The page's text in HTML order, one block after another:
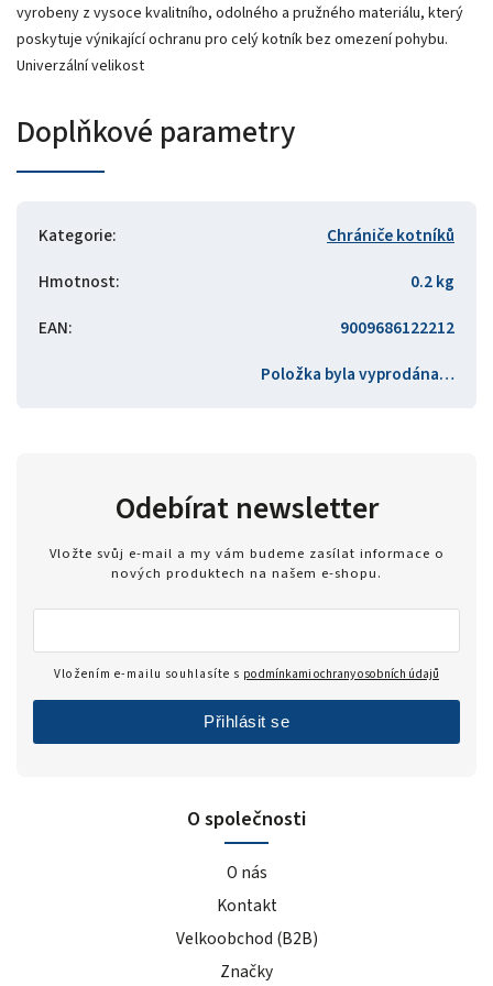
vyrobeny z vysoce kvalitního, odolného a pružného materiálu, který
poskytuje výnikající ochranu pro celý kotník bez omezení pohybu.
Univerzální velikost
Doplňkové parametry
Kategorie:
Chrániče kotníků
Hmotnost:
0.2 kg
EAN:
9009686122212
Položka byla vyprodána…
O společnosti
O nás
Kontakt
Velkoobchod (B2B)
Značky
Odebírat newsletter
Vložte svůj e-mail a my vám budeme zasílat informace o
nových produktech na našem e-shopu.
Vložením e-mailu souhlasíte s podmínkami ochrany osobních údajů
Přihlásit se